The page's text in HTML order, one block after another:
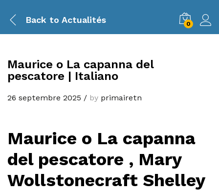
Back to Actualités 0
Maurice o La capanna del
pescatore | Italiano
26 septembre 2025 / by primairetn
Maurice o La capanna
del pescatore , Mary
Wollstonecraft Shelley